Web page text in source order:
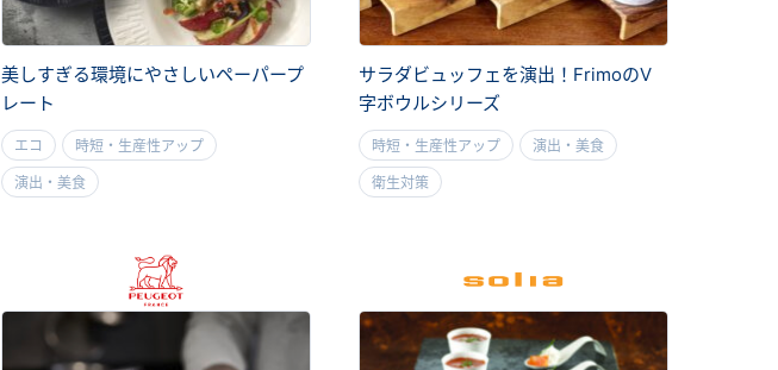
美しすぎる環境にやさしいペーパープ
レート
エコ 時短・生産性アップ
演出・美食
サラダビュッフェを演出！FrimoのV
字ボウルシリーズ
時短・生産性アップ 演出・美食
衛生対策